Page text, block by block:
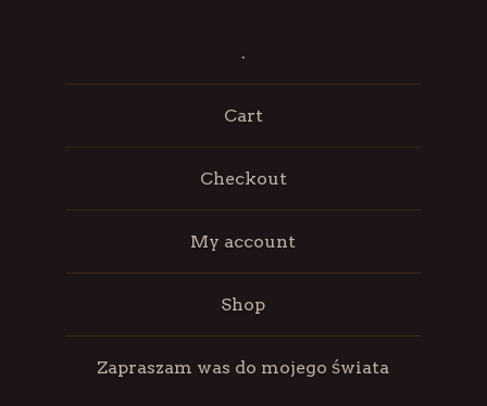
.
Cart
Checkout
My account
Shop
Zapraszam was do mojego świata